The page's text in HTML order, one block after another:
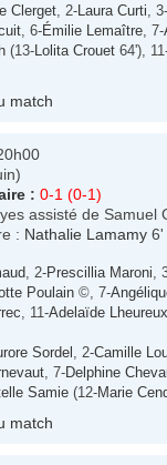
Clerget , 2- Laura Curti , 3-
, 6-Émilie Lemaître , 7-
(13- Lolita Crouet 64'),
match
: 0-1 (0-1)
assisté de Samuel
: Nathalie Lamamy 6'
, 2-Prescillia Maroni ,
Poulain ©, 7-
, 11-Adelaïde Lheureux
Sordel , 2-Camille
, 7-Delphine
Samie (12-Marie
match